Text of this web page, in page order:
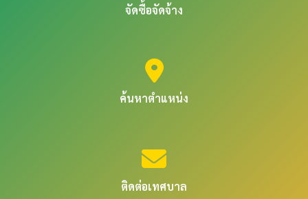
จัดซื้อจัดจ้าง
ค้นหาตำแหน่ง
ติดต่อเทศบาล